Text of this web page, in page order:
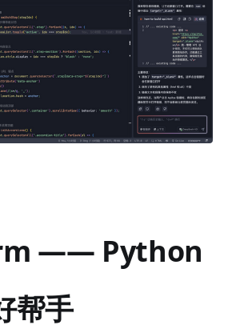
—— Python
帮手